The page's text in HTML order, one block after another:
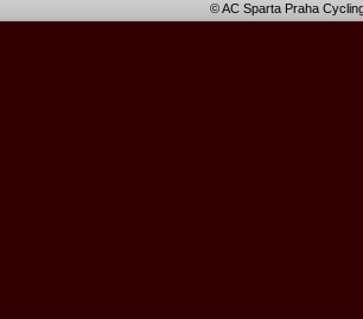
© AC Sparta Praha